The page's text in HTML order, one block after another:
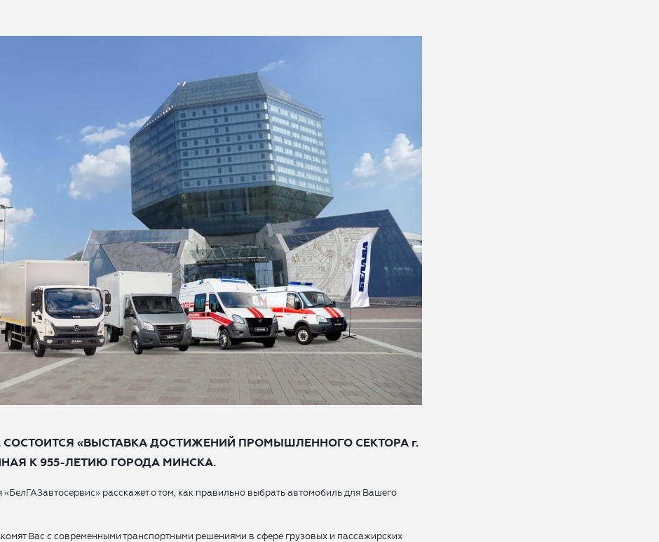
СОСТОИТСЯ «ВЫСТАВКА ДОСТИЖЕНИЙ ПРОМЫШЛЕННОГО СЕКТОРА г.
К 955-ЛЕТИЮ ГОРОДА МИНСКА.
расскажет о том, как правильно выбрать автомобиль для Вашего
Вас с современными транспортными решениями в сфере грузовых и пассажирских
ОТПРАВИТЬ
Какой автомобиль рассматриваете
Согласие на обработку данных
Настоящим я подтверждаю свое ознакомление и
согласие сПравилами пользования сайтом, а также
согласие на сбор, обработку, хранение и
предоставление моих персональных данных, и